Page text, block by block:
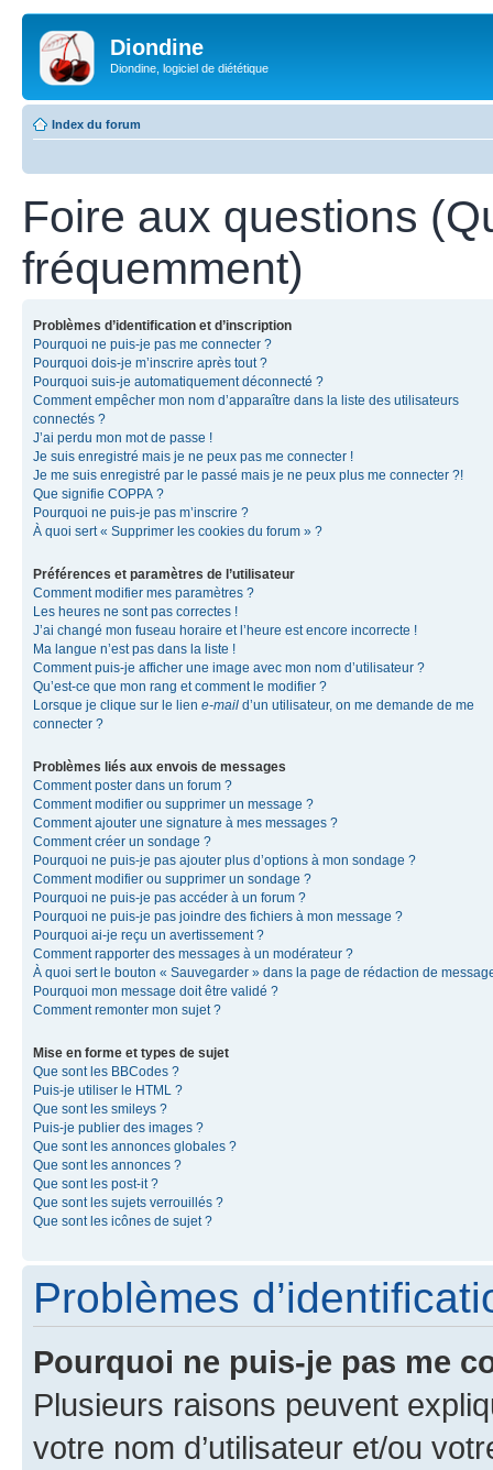
Diondine
Diondine, logiciel de diététique
Index du forum
Foire aux questions
fréquemment)
Problèmes d’identification et d’inscription
Pourquoi ne puis-je pas me connecter ?
Pourquoi dois-je m’inscrire après tout ?
Pourquoi suis-je automatiquement déconnecté ?
Comment empêcher mon nom d’apparaître dans la liste des utilisateurs
connectés ?
J’ai perdu mon mot de passe !
Je suis enregistré mais je ne peux pas me connecter !
Je me suis enregistré par le passé mais je ne peux plus me connecter ?!
Que signifie COPPA ?
Pourquoi ne puis-je pas m’inscrire ?
À quoi sert « Supprimer les cookies du forum » ?
Préférences et paramètres de l’utilisateur
Comment modifier mes paramètres ?
Les heures ne sont pas correctes !
J’ai changé mon fuseau horaire et l’heure est encore incorrecte !
Ma langue n’est pas dans la liste !
Comment puis-je afficher une image avec mon nom d’utilisateur ?
Qu’est-ce que mon rang et comment le modifier ?
Lorsque je clique sur le lien e-mail d’un utilisateur, on me demande de me
connecter ?
Problèmes liés aux envois de messages
Comment poster dans un forum ?
Comment modifier ou supprimer un message ?
Comment ajouter une signature à mes messages ?
Comment créer un sondage ?
Pourquoi ne puis-je pas ajouter plus d’options à mon sondage ?
Comment modifier ou supprimer un sondage ?
Pourquoi ne puis-je pas accéder à un forum ?
Pourquoi ne puis-je pas joindre des fichiers à mon message ?
Pourquoi ai-je reçu un avertissement ?
Comment rapporter des messages à un modérateur ?
À quoi sert le bouton « Sauvegarder » dans la page de rédaction de
Pourquoi mon message doit être validé ?
Comment remonter mon sujet ?
Mise en forme et types de sujet
Que sont les BBCodes ?
Puis-je utiliser le HTML ?
Que sont les smileys ?
Puis-je publier des images ?
Que sont les annonces globales ?
Que sont les annonces ?
Que sont les post-it ?
Que sont les sujets verrouillés ?
Que sont les icônes de sujet ?
Problèmes
Pourquoi ne puis-je pas me
Plusieurs raisons peuvent
votre nom d’utilisateur et/ou